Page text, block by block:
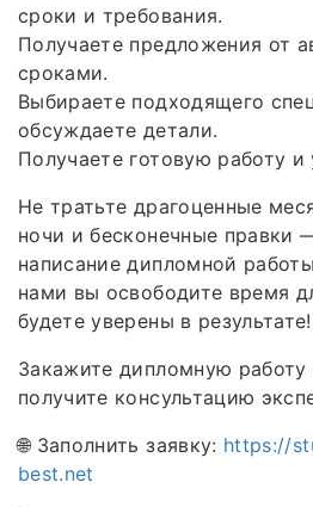
сроки и требования.
Получаете предложения от
сроками.
Выбираете подходящего
обсуждаете детали.
Получаете готовую работу и
Не тратьте драгоценные
ночи и бесконечные правки
написание дипломной
нами вы освободите время
будете уверены в результате!
Закажите дипломную
получите консультацию
🌐 Заполнить заявку: https://
best.net